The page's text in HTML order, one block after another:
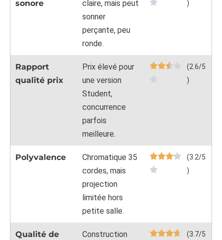
sonore
claire, mais peut
sonner
perçante, peu
ronde.
)
Rapport
qualité prix
Prix élevé pour
une version
Student,
concurrence
parfois
meilleure.
(2.6/5
)
Polyvalence
Chromatique 35
cordes, mais
projection
limitée hors
petite salle.
(3.2/5
)
Qualité de
Construction
(3.7/5